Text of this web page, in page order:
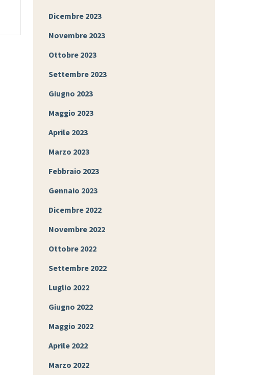
Dicembre 2023
Novembre 2023
Ottobre 2023
Settembre 2023
Giugno 2023
Maggio 2023
Aprile 2023
Marzo 2023
Febbraio 2023
Gennaio 2023
Dicembre 2022
Novembre 2022
Ottobre 2022
Settembre 2022
Luglio 2022
Giugno 2022
Maggio 2022
Aprile 2022
Marzo 2022